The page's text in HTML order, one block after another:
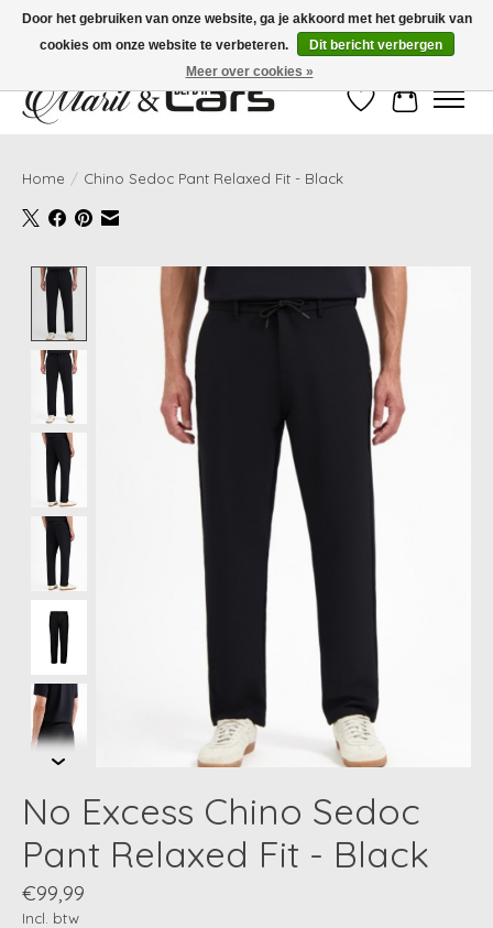
Gratis verzending vanaf €99,- | Voor 16:00 uur besteld, vandaag verzonden!
Verlanglijst
Home / Chino Sedoc Pant Relaxed Fit - Black
Product image slideshow Items
No Excess Chino Sedoc
Pant Relaxed Fit - Black
€99,99
Incl. btw
Door het gebruiken van onze website, ga je akkoord met het gebruik van
cookies om onze website te verbeteren.
Dit bericht verbergen
Meer over cookies »